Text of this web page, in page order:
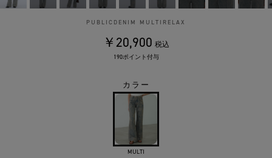
PUBLICDENIM MULTIRELAX
￥20,900 税込
190ポイント付与
カラー
MULTI